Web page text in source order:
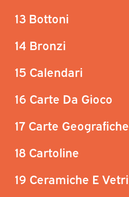
13 Bottoni
14 Bronzi
15 Calendari
16 Carte Da Gioco
17 Carte Geografiche
18 Cartoline
19 Ceramiche E Vetri